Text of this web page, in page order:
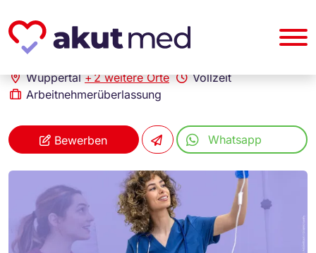
akut... Medizinische Personallogistik GmbH
MFA (m/w/d)
Wuppertal+2 weitere Orte
Vollzeit
Arbeitnehmerüberlassung
Bewerben Whatsapp